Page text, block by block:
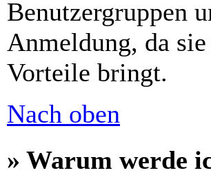
Benutzergruppen
Anmeldung, da
Vorteile bringt.
Nach oben
» Warum werde